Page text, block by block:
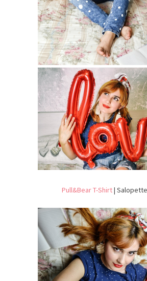
Pull&Bear T-Shirt|